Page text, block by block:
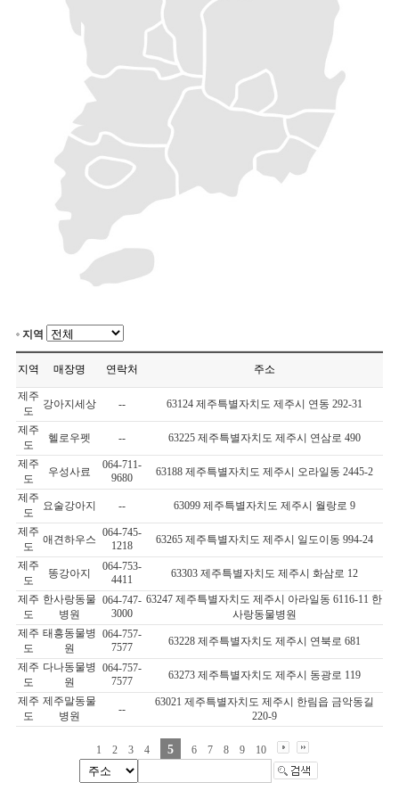
지역
지역 매장명 연락처 주소
제주
도
강아지세상 -- 63124 제주특별자치도 제주시 연동 292-31
제주
도
헬로우펫 -- 63225 제주특별자치도 제주시 연삼로 490
제주
도
우성사료
064-711-
9680
63188 제주특별자치도 제주시 오라일동 2445-2
제주
도
요술강아지 -- 63099 제주특별자치도 제주시 월랑로 9
제주
도
애견하우스
064-745-
1218
63265 제주특별자치도 제주시 일도이동 994-24
제주
도
똥강아지
064-753-
4411
63303 제주특별자치도 제주시 화삼로 12
제주
도
한사랑동물
병원
064-747-
3000
63247 제주특별자치도 제주시 아라일동 6116-11 한
사랑동물병원
제주
도
태흥동물병
원
064-757-
7577
63228 제주특별자치도 제주시 연북로 681
제주
도
다나동물병
원
064-757-
7577
63273 제주특별자치도 제주시 동광로 119
제주
도
제주말동물
병원
--
63021 제주특별자치도 제주시 한림읍 금악동길
220-9
1 2 3 4 5 6 7 8 9 10